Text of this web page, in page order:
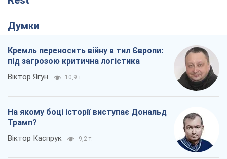
Думки
Кремль переносить війну в тил Європи:
під загрозою критична логістика
Віктор Ягун 10,9 т.
На якому боці історії виступає Дональд
Трамп?
Віктор Каспрук 9,2 т.